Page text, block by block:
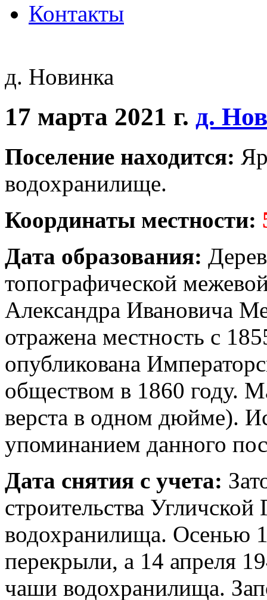
Контакты
д. Новинка
17 марта 2021 г. д.
Поселение находится:
водохранилище.
Координаты местности:
Дата образования:
топографической
Александра Ивановича
отражена местность с
опубликована
обществом в 1860 году.
верста в одном дюйме).
упоминанием данного
Дата снятия с учета:
строительства
водохранилища. Осенью
перекрыли, а 14 апреля
чаши водохранилища.